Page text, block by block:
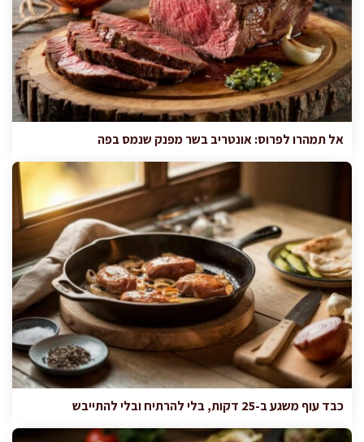
אל תמהרו לפרוס: אונטריב בשר מפנק שנמס בפה
כבד עוף משגע ב-25 דקות, בלי להרתיח ובלי להתייבש